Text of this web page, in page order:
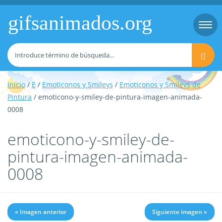
gifsanimados.org
Inicio / E /Emoticonos y Smileys / Emoticonos y Smileys de
Pintura / emoticono-y-smiley-de-pintura-imagen-animada-
0008
emoticono-y-smiley-de-
pintura-imagen-animada-
0008
« Imagen anterior Siguiente imagen »